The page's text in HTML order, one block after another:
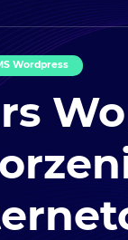
Wordpress